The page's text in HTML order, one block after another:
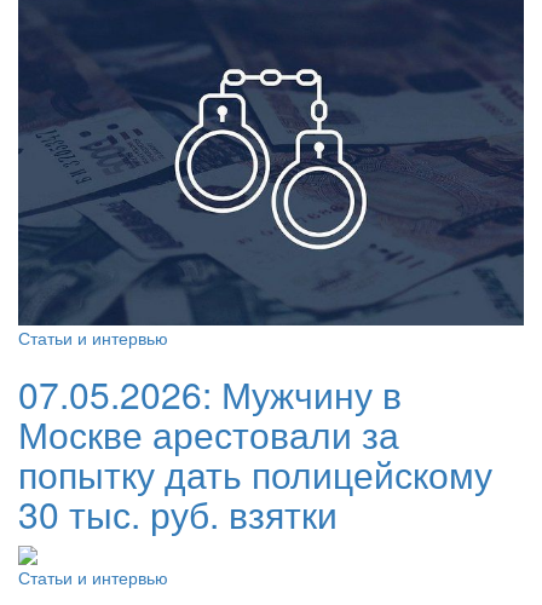
Статьи и интервью
07.05.2026: Мужчину в
Москве арестовали за
попытку дать полицейскому
30 тыс. руб. взятки
Статьи и интервью